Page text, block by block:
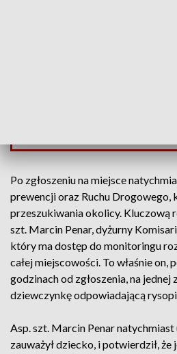
Po zgłoszeniu na miejsce
prewencji oraz Ruchu Drogowego,
przeszukiwania okolicy. Kluczową
szt. Marcin Penar, dyżurny
który ma dostęp do monitoringu
całej miejscowości. To właśnie on,
godzinach od zgłoszenia, na jednej
dziewczynkę odpowiadającą
Asp. szt. Marcin Penar natychmiast
zauważył dziecko, i potwierdził,